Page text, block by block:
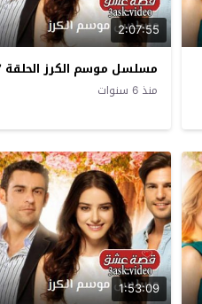
2:07:55
مسلسل موسم الكرز الحلقة 57 مترجم
منذ 6 سنوات
1:53:09